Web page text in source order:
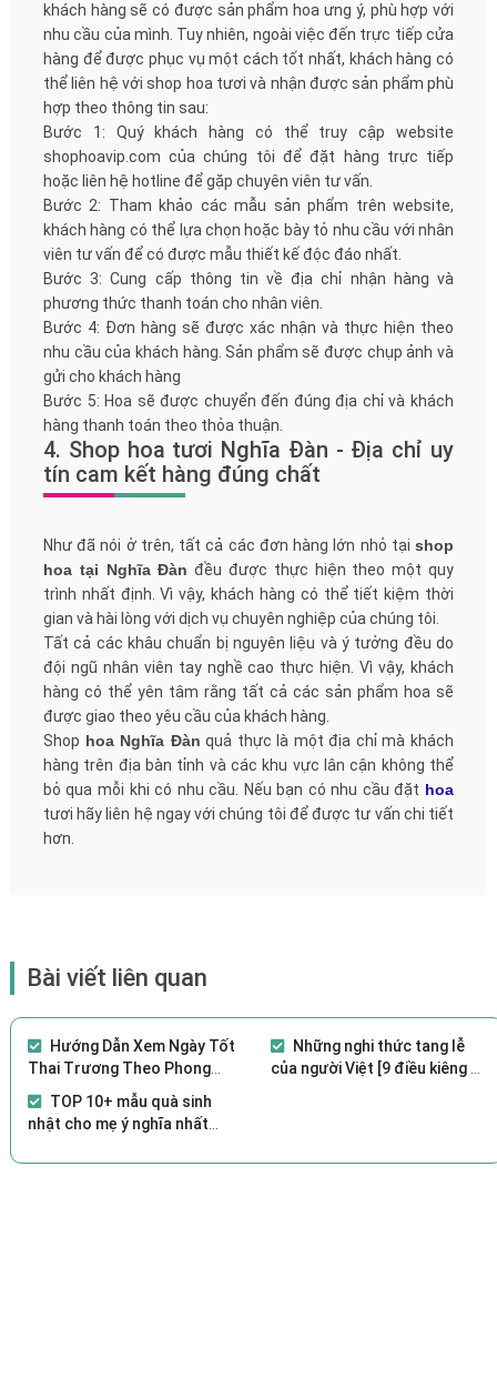
khách hàng sẽ có được sản phẩm hoa ưng ý, phù hợp với
nhu cầu của mình. Tuy nhiên, ngoài việc đến trực tiếp cửa
hàng để được phục vụ một cách tốt nhất, khách hàng có
thể liên hệ với shop hoa tươi và nhận được sản phẩm phù
hợp theo thông tin sau:
Bước 1: Quý khách hàng có thể truy cập website
shophoavip.com của chúng tôi để đặt hàng trực tiếp
hoặc liên hệ hotline để gặp chuyên viên tư vấn.
Bước 2: Tham khảo các mẫu sản phẩm trên website,
khách hàng có thể lựa chọn hoặc bày tỏ nhu cầu với nhân
viên tư vấn để có được mẫu thiết kế độc đáo nhất.
Bước 3: Cung cấp thông tin về địa chỉ nhận hàng và
phương thức thanh toán cho nhân viên.
Bước 4: Đơn hàng sẽ được xác nhận và thực hiện theo
nhu cầu của khách hàng. Sản phẩm sẽ được chụp ảnh và
gửi cho khách hàng
Bước 5: Hoa sẽ được chuyển đến đúng địa chỉ và khách
hàng thanh toán theo thỏa thuận.
4. Shop hoa tươi Nghĩa Đàn - Địa chỉ uy
tín cam kết hàng đúng chất
Như đã nói ở trên, tất cả các đơn hàng lớn nhỏ tạishop
hoa tại Nghĩa Đàn đều được thực hiện theo một quy
trình nhất định. Vì vậy, khách hàng có thể tiết kiệm thời
gian và hài lòng với dịch vụ chuyên nghiệp của chúng tôi.
Tất cả các khâu chuẩn bị nguyên liệu và ý tưởng đều do
đội ngũ nhân viên tay nghề cao thực hiện. Vì vậy, khách
hàng có thể yên tâm rằng tất cả các sản phẩm hoa sẽ
được giao theo yêu cầu của khách hàng.
Shop hoa Nghĩa Đàn quả thực là một địa chỉ mà khách
hàng trên địa bàn tỉnh và các khu vực lân cận không thể
bỏ qua mỗi khi có nhu cầu. Nếu bạn có nhu cầu đặt hoa
tươi hãy liên hệ ngay với chúng tôi để được tư vấn chi tiết
hơn.
Bài viết liên quan
Hướng Dẫn Xem Ngày Tốt
Thai Trương Theo Phong
Thủy
Những nghi thức tang lễ
của người Việt [9 điều kiêng kỵ
TOP 10+ mẫu quà sinh
nhật cho mẹ ý nghĩa nhất